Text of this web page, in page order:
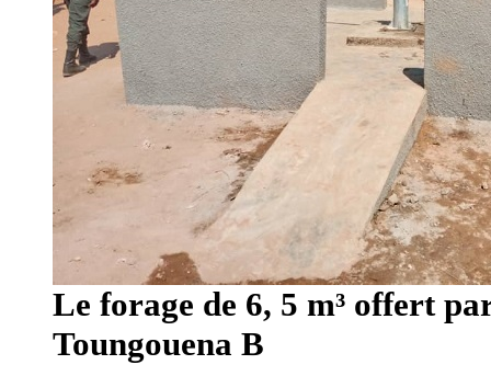
Le forage de 6, 5 m³ offert
Toungouena B